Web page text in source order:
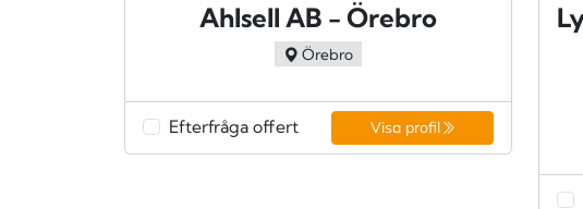
Ahlsell AB - Örebro
Örebro
Efterfråga offert Visa profil